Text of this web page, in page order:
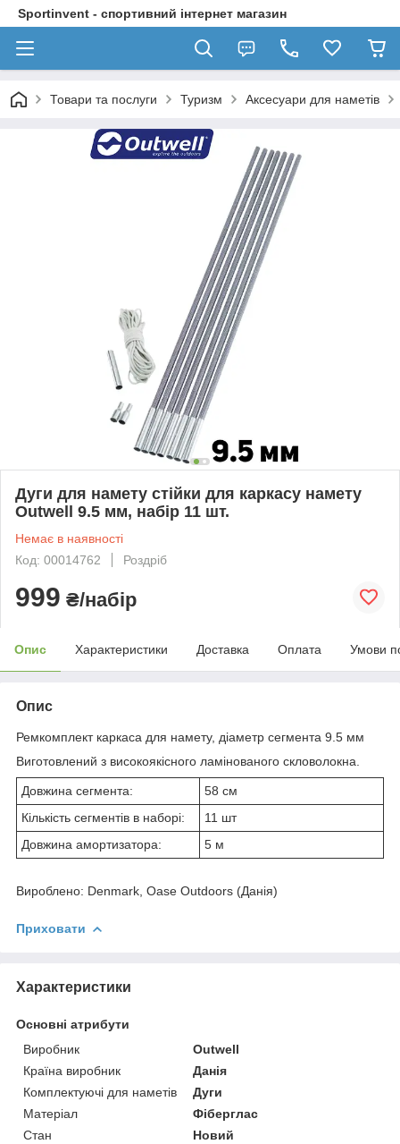
Sportinvent - спортивний інтернет магазин
Товари та послуги Туризм Аксесуари для наметів
Дуги для намету стійки для каркасу намету
Outwell 9.5 мм, набір 11 шт.
Немає в наявності
Код: 00014762
Роздріб
999 ₴/набір
Опис Характеристики Доставка Оплата Умови
Опис
Ремкомплект каркаса для намету, діаметр сегмента 9.5 мм
Виготовлений з високоякісного ламінованого скловолокна.
Довжина сегмента:
58 см
Кількість сегментів в наборі:
11 шт
Довжина амортизатора:
5 м
Вироблено: Denmark, Oase Outdoors (Данія)
Приховати
Характеристики
Основні атрибути
Виробник
Outwell
Країна виробник
Данія
Комплектуючі для наметів
Дуги
Матеріал
Фіберглас
Стан
Новий